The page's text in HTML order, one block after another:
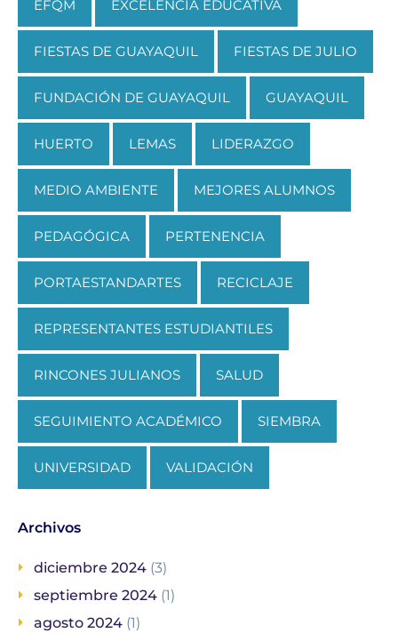
EFQM EXCELENCIA EDUCATIVA
FIESTAS DE GUAYAQUIL FIESTAS DE JULIO
FUNDACIÓN DE GUAYAQUIL GUAYAQUIL
HUERTO LEMAS LIDERAZGO
MEDIO AMBIENTE MEJORES ALUMNOS
PEDAGÓGICA PERTENENCIA
PORTAESTANDARTES RECICLAJE
REPRESENTANTES ESTUDIANTILES
RINCONES JULIANOS SALUD
SEGUIMIENTO ACADÉMICO SIEMBRA
UNIVERSIDAD VALIDACIÓN
Archivos
diciembre 2024 (3)
septiembre 2024 (1)
agosto 2024 (1)